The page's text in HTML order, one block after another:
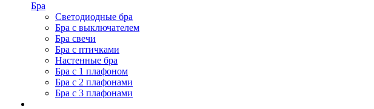
Бра
Светодиодные бра
Бра с выключателем
Бра свечи
Бра с птичками
Настенные бра
Бра с 1 плафоном
Бра с 2 плафонами
Бра с 3 плафонами